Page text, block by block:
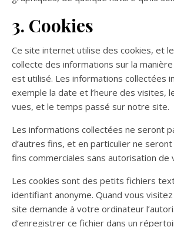
3. Cookies
Ce site internet utilise des cookies, et
collecte des informations sur la
est utilisé. Les informations collectées
exemple la date et l’heure des visites,
vues, et le temps passé sur notre site.
Les informations collectées ne seront
d’autres fins, et en particulier ne
fins commerciales sans autorisation de
Les cookies sont des petits fichiers
identifiant anonyme. Quand vous
site demande à votre ordinateur
d’enregistrer ce fichier dans un